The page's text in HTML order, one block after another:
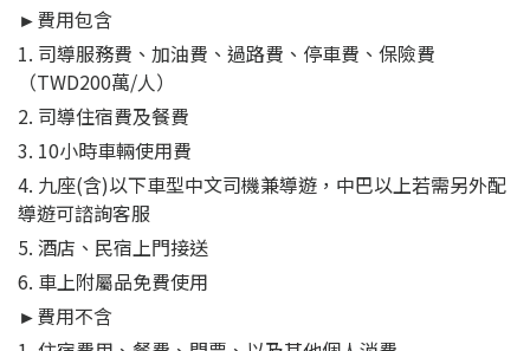
►費用包含
1. 司導服務費、加油費、過路費、停車費、保險費
（TWD200萬/人）
2. 司導住宿費及餐費
3. 10小時車輛使用費
4. 九座(含)以下車型中文司機兼導遊，中巴以上若需另外配
導遊可諮詢客服
5. 酒店、民宿上門接送
6. 車上附屬品免費使用
►費用不含